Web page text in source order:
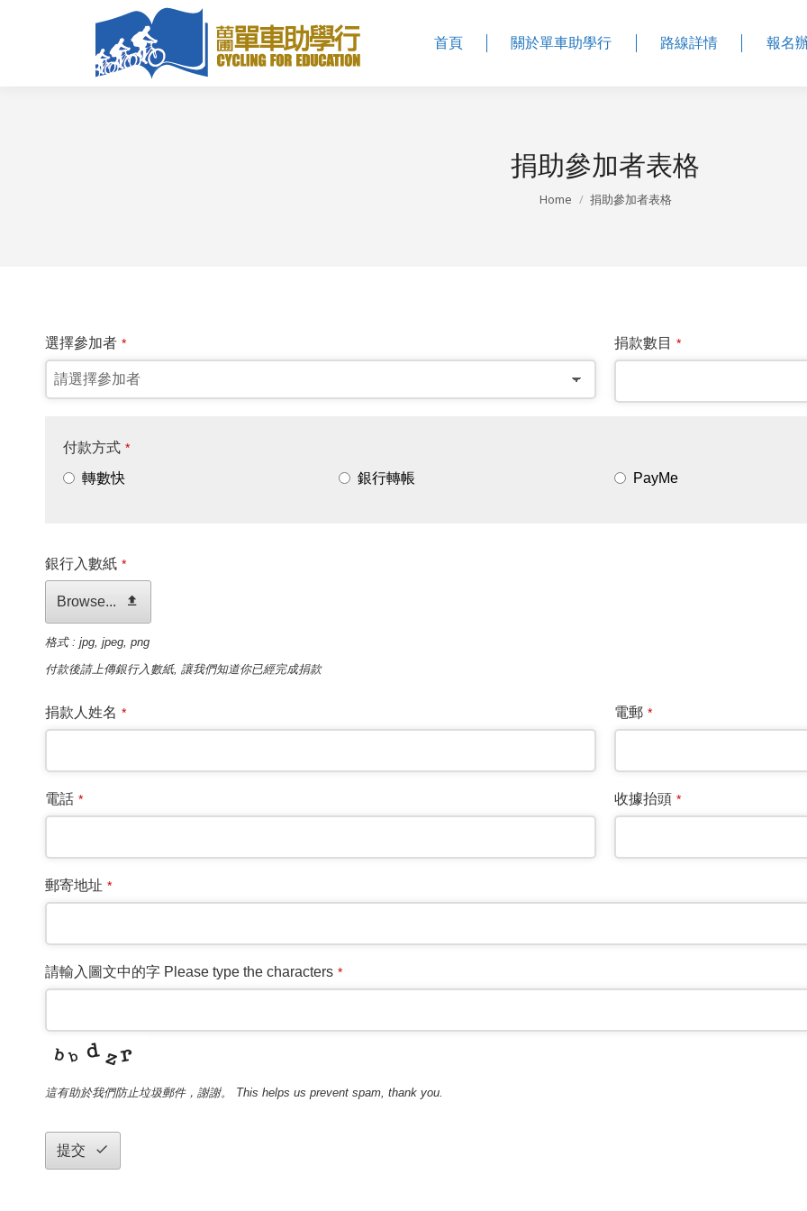
首頁 關於單車助學行 路線詳情 報名
捐助參加者表格
You are here:
Home 捐助參加者表格
選擇參加者 * 捐款數目 *
付款方式 *
轉數快 銀行轉帳 PayMe
銀行入數紙 *
Browse...
格式 : jpg, jpeg, png
付款後請上傳銀行入數紙, 讓我們知道你已經完成捐款
捐款人姓名 * 電郵 *
電話 * 收據抬頭 *
郵寄地址 *
請輸入圖文中的字 Please type the characters *
這有助於我們防止垃圾郵件，謝謝。 This helps us prevent spam, thank you.
提交